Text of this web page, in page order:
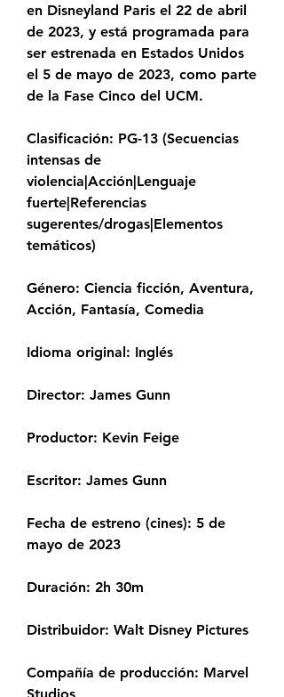
en Disneyland Paris el 22 de abril
de 2023, y está programada para
ser estrenada en Estados Unidos
el 5 de mayo de 2023, como parte
de la Fase Cinco del UCM.
Clasificación: PG-13 (Secuencias
intensas de
violencia|Acción|Lenguaje
fuerte|Referencias
sugerentes/drogas|Elementos
temáticos)
Género: Ciencia ficción, Aventura,
Acción, Fantasía, Comedia
Idioma original: Inglés
Director: James Gunn
Productor: Kevin Feige
Escritor: James Gunn
Fecha de estreno (cines): 5 de
mayo de 2023
Duración: 2h 30m
Distribuidor: Walt Disney Pictures
Compañía de producción: Marvel